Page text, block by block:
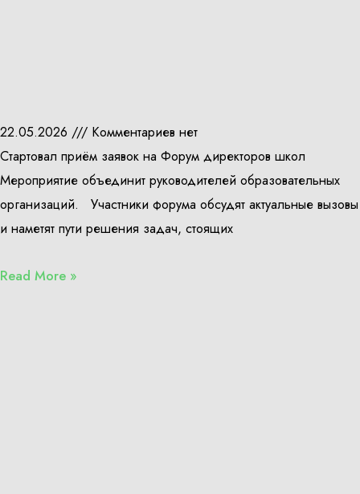
22.05.2026
Комментариев нет
Стартовал приём заявок на Форум директоров школ
Мероприятие объединит руководителей образовательных
организаций. Участники форума обсудят актуальные вызовы
и наметят пути решения задач, стоящих
Read More »